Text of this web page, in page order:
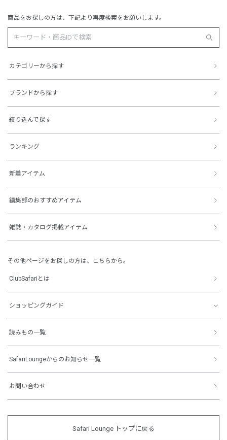
商品をお探しの方は、下記より再度検索をお願いします。
カテゴリーから探す
ブランドから探す
絞り込んで探す
ランキング
新着アイテム
編集部のおすすめアイテム
雑誌・カタログ掲載アイテム
その他ページをお探しの方は、こちらから。
ClubSafariとは
ショッピングガイド
読みもの一覧
SafariLoungeからのお知らせ一覧
お問い合わせ
Safari Lounge トップに戻る